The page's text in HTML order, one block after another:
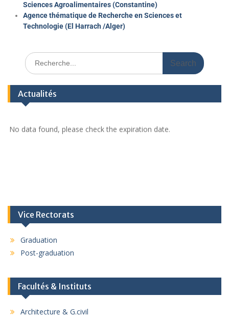
Sciences Agroalimentaires (Constantine)
Agence thématique de Recherche en Sciences et
Technologie (El Harrach /Alger)
Actualités
No data found, please check the expiration date.
Vice Rectorats
Graduation
Post-graduation
Facultés & Instituts
Architecture & G.civil